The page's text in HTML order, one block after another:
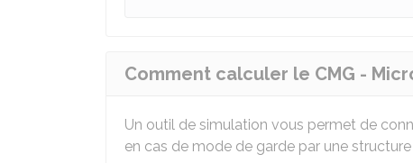
Comment calculer le CMG -
Un outil de simulation vous permet de
en cas de mode de garde par une structure